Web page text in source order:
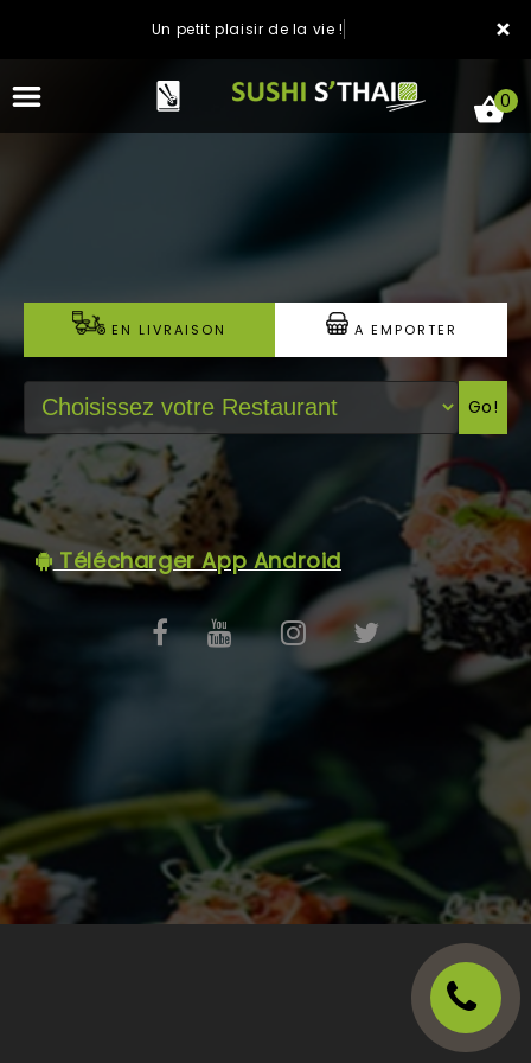
×
Un petit plaisir de la vie !
LA CARTE
NOTRE RESTAURANT
VOS AVIS
MENTIONS LÉGALES
C.G.V
0
EN LIVRAISON A EMPORTER
Go!
Télécharger App Android